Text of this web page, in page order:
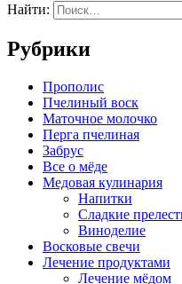
Найти:
Рубрики
Прополис
Пчелиный воск
Маточное молочко
Перга пчелиная
Забрус
Все о мёде
Медовая кулинария
Напитки
Сладкие
Виноделие
Восковые свечи
Лечение продуктами
Лечение мёдом